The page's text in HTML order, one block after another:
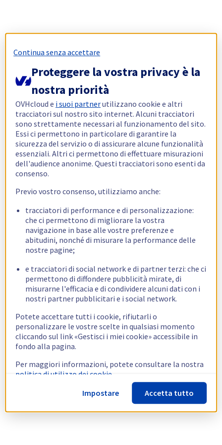
Continua senza accettare
Proteggere la vostra privacy è la
nostra priorità
OVHcloud e i suoi partnerutilizzano cookie e altri
tracciatori sul nostro sito internet. Alcuni tracciatori
sono strettamente necessari al funzionamento del sito.
Essi ci permettono in particolare di garantire la
sicurezza del servizio o di assicurare alcune funzionalità
essenziali. Altri ci permettono di effettuare misurazioni
dell'audience anonime. Questi tracciatori sono esenti da
consenso.
Previo vostro consenso, utilizziamo anche:
tracciatori di performance e di personalizzazione:
che ci permettono di migliorare la vostra
navigazione in base alle vostre preferenze e
abitudini, nonché di misurare la performance delle
nostre pagine;
e tracciatori di social network e di partner terzi: che ci
permettono di diffondere pubblicità mirate, di
misurarne l'efficacia e di condividere alcuni dati con i
nostri partner pubblicitari e i social network.
Potete accettare tutti i cookie, rifiutarli o
personalizzare le vostre scelte in qualsiasi momento
cliccando sul link «Gestisci i miei cookie» accessibile in
fondo alla pagina.
Per maggiori informazioni, potete consultare la nostra
politica di utilizzo dei cookie.
Impostare
Accetta tutto